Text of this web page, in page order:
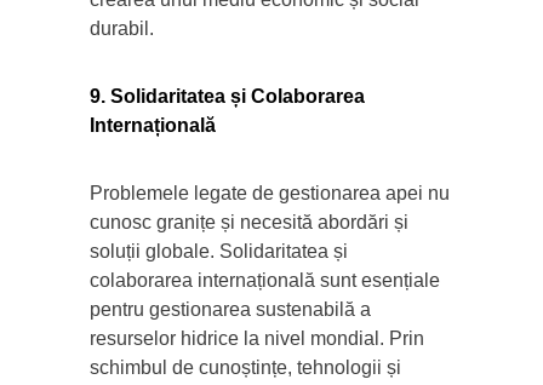
durabil.
9. Solidaritatea și Colaborarea
Internațională
Problemele legate de gestionarea apei nu
cunosc granițe și necesită abordări și
soluții globale. Solidaritatea și
colaborarea internațională sunt esențiale
pentru gestionarea sustenabilă a
resurselor hidrice la nivel mondial. Prin
schimbul de cunoștințe, tehnologii și